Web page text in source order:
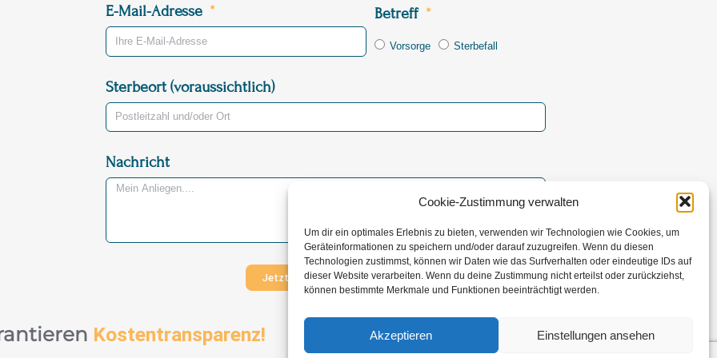
Cookie-Zustimmung verwalten
Um dir ein optimales Erlebnis zu bieten, verwenden wir Technologien wie Cookies, um
Geräteinformationen zu speichern und/oder darauf zuzugreifen. Wenn du diesen
Technologien zustimmst, können wir Daten wie das Surfverhalten oder eindeutige IDs auf
dieser Website verarbeiten. Wenn du deine Zustimmung nicht erteilst oder zurückziehst,
können bestimmte Merkmale und Funktionen beeinträchtigt werden.
Akzeptieren Einstellungen ansehen
E-Mail-Adresse Betreff
Vorsorge Sterbefall
Sterbeort (voraussichtlich)
Nachricht
Jetzt Nachricht versenden
Kostentransparenz!